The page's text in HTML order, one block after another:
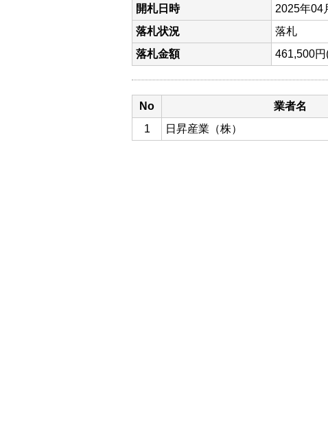
開札日時
2025年04
落札状況
落札
落札金額
461,500
No 業者名
1
日昇産業（株）